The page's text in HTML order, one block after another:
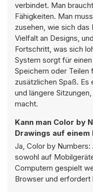
verbindet. Man
Fähigkeiten. Man
zusehen, wie sich das
Vielfalt an Designs,
Fortschritt, was sich
System sorgt für
Speichern oder
zusätzlichen Spaß. Es
und längere
macht.
Kann man Color by
Drawings auf
Ja, Color by
sowohl auf
Computern gespielt
Browser und erfordert